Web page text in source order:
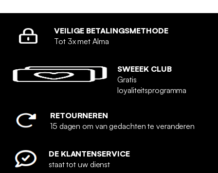
VEILIGE BETALINGSMETHODE
Tot 3x met Alma
SWEEEK CLUB
Gratis
loyaliteitsprogramma
RETOURNEREN
15 dagen om van gedachten te veranderen
DE KLANTENSERVICE
staat tot uw dienst